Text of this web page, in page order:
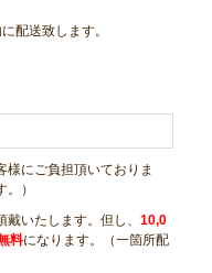
配送致します。
様にご負担頂いておりま
）
戴いたします。但し、10,0
料になります。（一箇所配